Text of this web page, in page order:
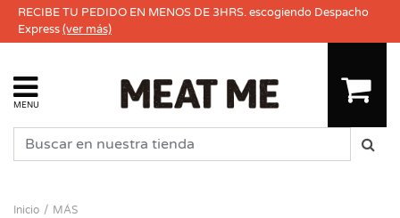
RECIBE TU PEDIDO EN MENOS DE 3HRS. escogiendo Despacho
Express(ver más)
MENU
Inicio MÁS